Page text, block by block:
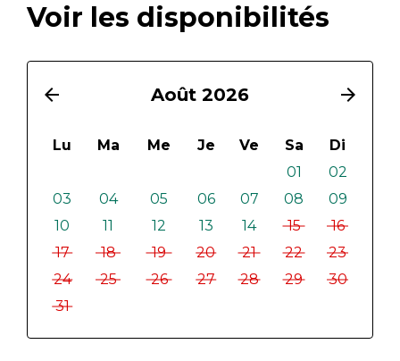
Voir les disponibilités
arrow_back arrow_forward
Août 2026
Lu Ma Me Je Ve Sa
Di
01
02
03
04 05 06 07 08
09
10
11 12 13 14 15
16
17
18 19 20 21 22
23
24
25 26 27 28 29
30
31